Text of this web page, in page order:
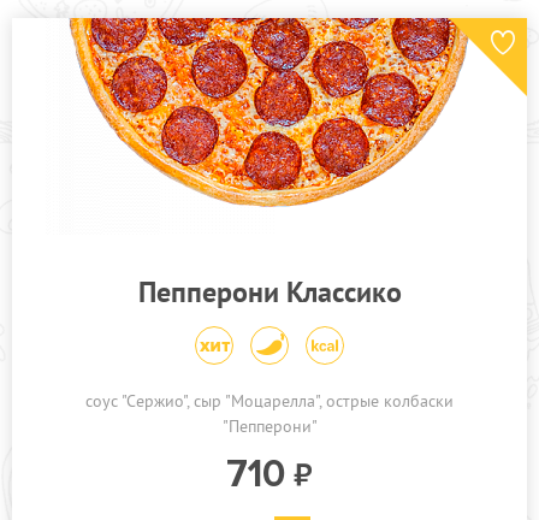
Пепперони Классико
соус "Сержио" сыр "Моцарелла" острые колбаски
"Пепперони"
710